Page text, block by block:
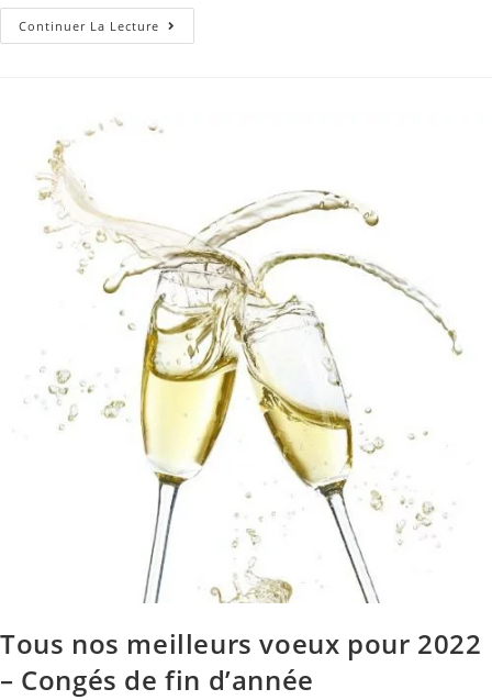
Continuer La Lecture
Tous nos meilleurs voeux pour 2022
– Congés de fin d’année